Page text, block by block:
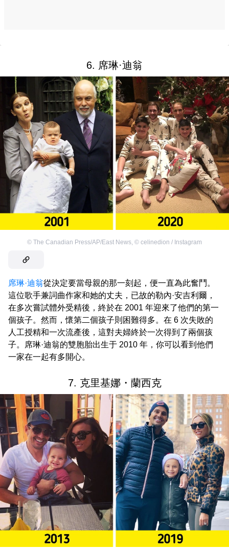
6. 席琳·迪翁
© The Canadian Press/AP/East News © celinedion / Instagram
席琳·迪翁從決定要當母親的那一刻起，便一直為此奮鬥。
這位歌手兼詞曲作家和她的丈夫，已故的勒內·安吉利爾，
在多次嘗試體外受精後，終於在 2001 年迎來了他們的第一
個孩子。然而，懷第二個孩子則困難得多。在 6 次失敗的
人工授精和一次流產後，這對夫婦終於一次得到了兩個孩
子。席琳·迪翁的雙胞胎出生于 2010 年，你可以看到他們
一家在一起有多開心。
7. 克里基娜・蘭西克